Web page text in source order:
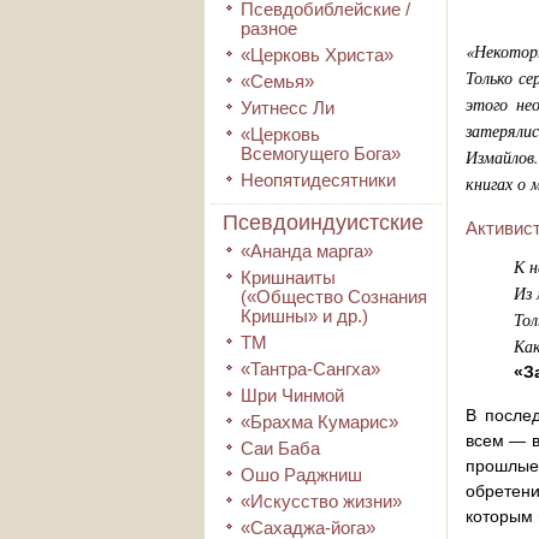
Псевдобиблейские /
разное
«Церковь Христа»
«Семья»
Уитнесс Ли
«Церковь
Всемогущего Бога»
Неопятидесятники
Псевдоиндуистские
«Ананда марга»
Кришнаиты
(«Общество Сознания
Кришны» и др.)
ТМ
«Тантра-Сангха»
Шри Чинмой
«Брахма Кумарис»
Саи Баба
Ошо Раджниш
«Искусство жизни»
«Сахаджа-йога»
Только
этого
книгах о
К
Из
В
всем —
которым